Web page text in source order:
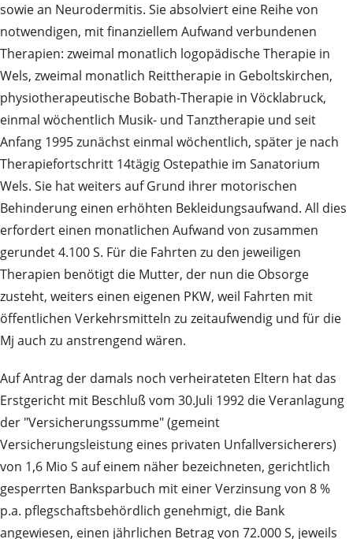
sowie an Neurodermitis. Sie absolviert eine Reihe von
notwendigen, mit finanziellem Aufwand verbundenen
Therapien: zweimal monatlich logopädische Therapie in
Wels, zweimal monatlich Reittherapie in Geboltskirchen,
physiotherapeutische Bobath-Therapie in Vöcklabruck,
einmal wöchentlich Musik- und Tanztherapie und seit
Anfang 1995 zunächst einmal wöchentlich, später je nach
Therapiefortschritt 14tägig Ostepathie im Sanatorium
Wels. Sie hat weiters auf Grund ihrer motorischen
Behinderung einen erhöhten Bekleidungsaufwand. All dies
erfordert einen monatlichen Aufwand von zusammen
gerundet 4.100 S. Für die Fahrten zu den jeweiligen
Therapien benötigt die Mutter, der nun die Obsorge
zusteht, weiters einen eigenen PKW, weil Fahrten mit
öffentlichen Verkehrsmitteln zu zeitaufwendig und für die
Mj auch zu anstrengend wären.
Auf Antrag der damals noch verheirateten Eltern hat das
Erstgericht mit Beschluß vom 30.Juli 1992 die Veranlagung
der "Versicherungssumme" (gemeint
Versicherungsleistung eines privaten Unfallversicherers)
von 1,6 Mio S auf einem näher bezeichneten, gerichtlich
gesperrten Banksparbuch mit einer Verzinsung von 8 %
p.a. pflegschaftsbehördlich genehmigt, die Bank
angewiesen, einen jährlichen Betrag von 72.000 S, jeweils